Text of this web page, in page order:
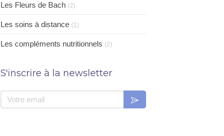
Les Fleurs de Bach (2)
Les soins à distance (1)
Les compléments nutritionnels (2)
S'inscrire à la newsletter
Votre email